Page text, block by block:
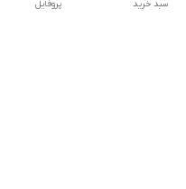
پروفایل سبد خرید